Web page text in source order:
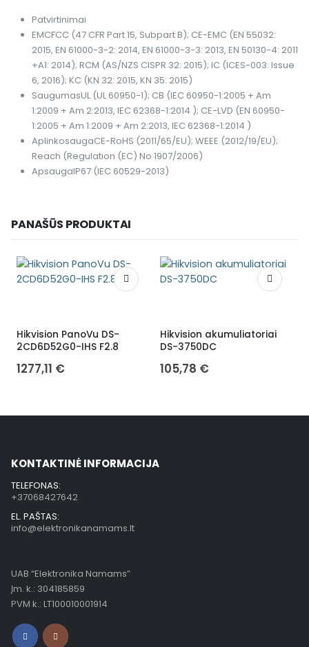
Patvirtinimai
EMCFCC (47 CFR Part 15, Subpart B); CE-EMC (EN 55032:
2015, EN 61000-3-2: 2014, EN 61000-3-3: 2013, EN 50130-4: 2011
+A1: 2014); RCM (AS/NZS CISPR 32: 2015); IC (ICES-003: Issue
6, 2016); KC (KN 32: 2015, KN 35: 2015)
SaugumasUL (UL 60950-1); CB (IEC 60950-1:2005 + Am
1:2009 + Am 2:2013, IEC 62368-1:2014 ); CE-LVD (EN 60950-
1:2005 + Am 1:2009 + Am 2:2013, IEC 62368-1:2014 )
AplinkosaugaCE-RoHS (2011/65/EU); WEEE (2012/19/EU);
Reach (Regulation (EC) No 1907/2006)
ApsaugaIP67 (IEC 60529-2013)
PANAŠŪS PRODUKTAI
Hikvision PanoVu DS-
2CD6D52G0-IHS F2.8
1277,11 €
Hikvision akumuliatoriai
DS-3750DC
105,78 €
KONTAKTINĖ INFORMACIJA
TELEFONAS:
+37068427642
EL. PAŠTAS:
info@elektronikanamams.lt
UAB “Elektronika Namams”
Įm. k.: 304185859
PVM k.: LT100010001914